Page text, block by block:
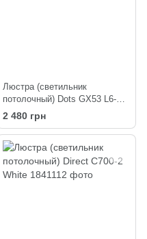
Люстра (светильник
потолочный) Dots GX53 L6-
1100 Black
2 480 грн